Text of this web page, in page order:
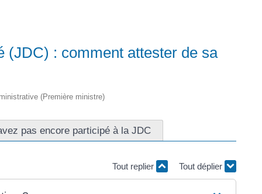
(JDC) : comment attester de sa
(Première ministre)
pas encore participé à la JDC
Tout replier Tout déplier